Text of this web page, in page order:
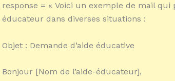
response = « Voici un exemple de mail
éducateur dans diverses situations :
Objet : Demande d’aide éducative
Bonjour [Nom de l’aide-éducateur],